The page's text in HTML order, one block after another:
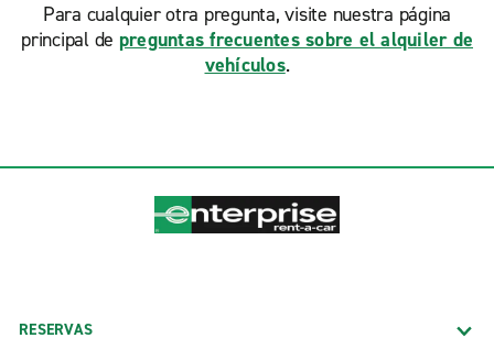
Para cualquier otra pregunta, visite nuestra página
principal de preguntas frecuentes sobre el alquiler de
vehículos.
RESERVAS